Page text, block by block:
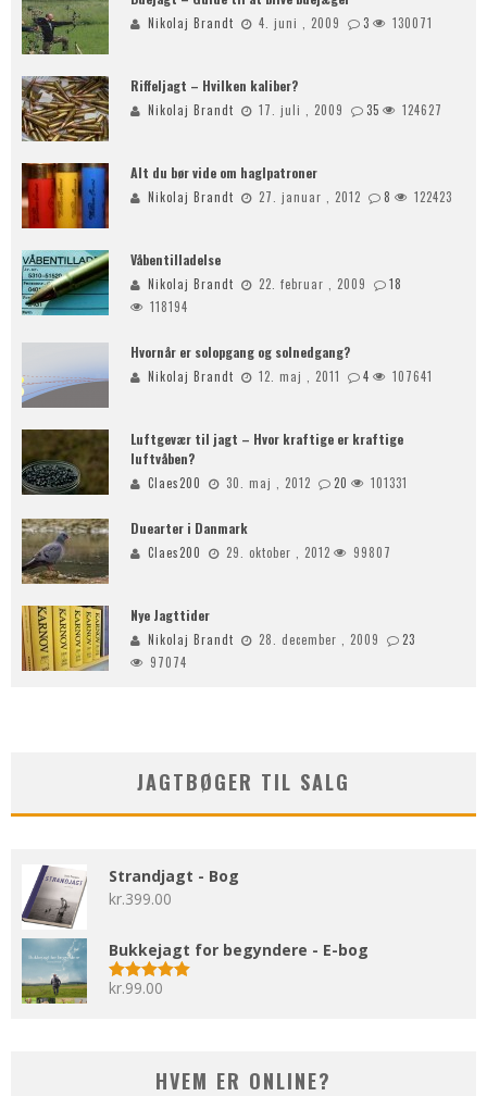
Nikolaj Brandt 4. juni , 2009 3 130071
Riffeljagt – Hvilken kaliber?
Nikolaj Brandt 17. juli , 2009 35 124627
Alt du bør vide om haglpatroner
Nikolaj Brandt 27. januar , 2012 8 122423
Våbentilladelse
Nikolaj Brandt 22. februar , 2009
18
118194
Hvornår er solopgang og solnedgang?
Nikolaj Brandt 12. maj , 2011 4 107641
Luftgevær til jagt – Hvor kraftige er kraftige
luftvåben?
Claes200 30. maj , 2012 20 101331
Duearter i Danmark
Claes200 29. oktober , 2012 99807
Nye Jagttider
Nikolaj Brandt 28. december , 2009
23
97074
JAGTBØGER TIL SALG
Strandjagt - Bog
kr.399.00
Bukkejagt for begyndere - E-bog
Vurderet
kr.99.00
HVEM ER ONLINE?